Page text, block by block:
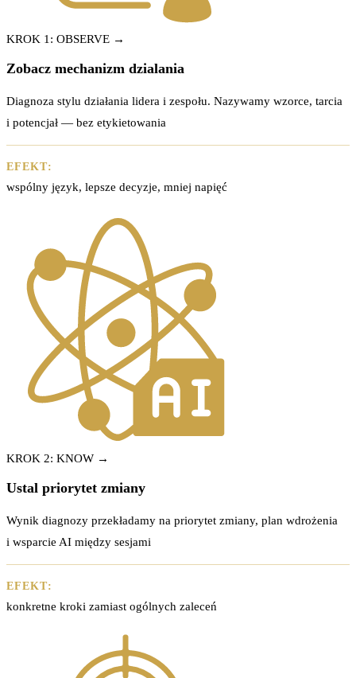
KROK 1: OBSERVE →
Zobacz mechanizm dzialania
Diagnoza stylu działania lidera i zespołu. Nazywamy wzorce, tarcia
i potencjał — bez etykietowania
EFEKT:
wspólny język, lepsze decyzje, mniej napięć
KROK 2: KNOW →
Ustal priorytet zmiany
Wynik diagnozy przekładamy na priorytet zmiany, plan wdrożenia
i wsparcie AI między sesjami
EFEKT:
konkretne kroki zamiast ogólnych zaleceń